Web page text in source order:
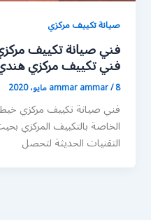
صيانة تكييف مركزي
فني تكييف مركزي
ammar ammar/8 مايو، 2020
فني صيانة تكييف مركزي
الخاصة بالتكييف المركزي
التقنيات الحديثة لتحصل